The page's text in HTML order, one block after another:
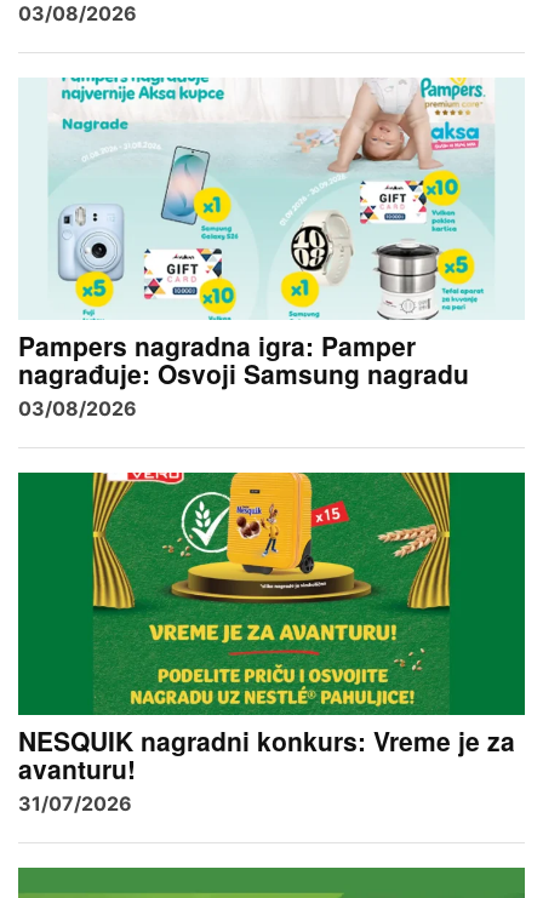
03/08/2026
Pampers nagradna igra: Pamper
nagrađuje: Osvoji Samsung nagradu
03/08/2026
NESQUIK nagradni konkurs: Vreme je za
avanturu!
31/07/2026